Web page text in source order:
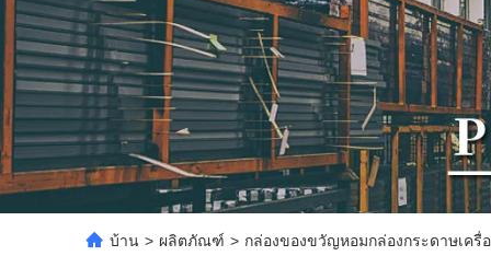
บ้าน > ผลิตภัณฑ์ > กล่องของขวัญหอมกล่องกระดาษเครื่